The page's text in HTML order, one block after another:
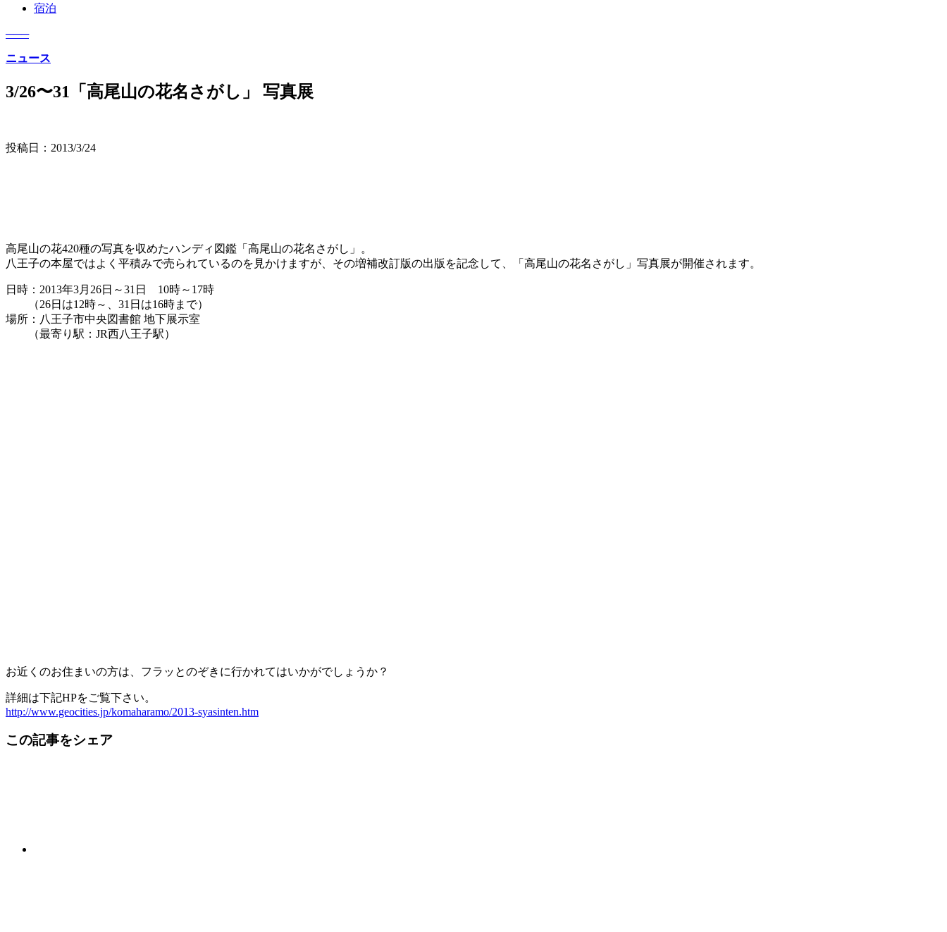
宿泊
───
ニュース
3/26〜31「高尾山の花名さがし」 写真展
投稿日： 2013/3/24
高尾山の花420種の写真を収めたハンディ図鑑「高尾山の花名さがし」。
八王子の本屋ではよく平積みで売られているのを見かけますが、その増補改訂版の出版を記念して、「高尾山の花名さがし」写真展が開催されます。
日時：2013年3月26日～31日 10時～17時
（26日は12時～、31日は16時まで）
場所：八王子市中央図書館 地下展示室
（最寄り駅：JR西八王子駅）
お近くのお住まいの方は、フラッとのぞきに行かれてはいかがでしょうか？
詳細は下記HPをご覧下さい。
http://www.geocities.jp/komaharamo/2013-syasinten.htm
この記事をシェア